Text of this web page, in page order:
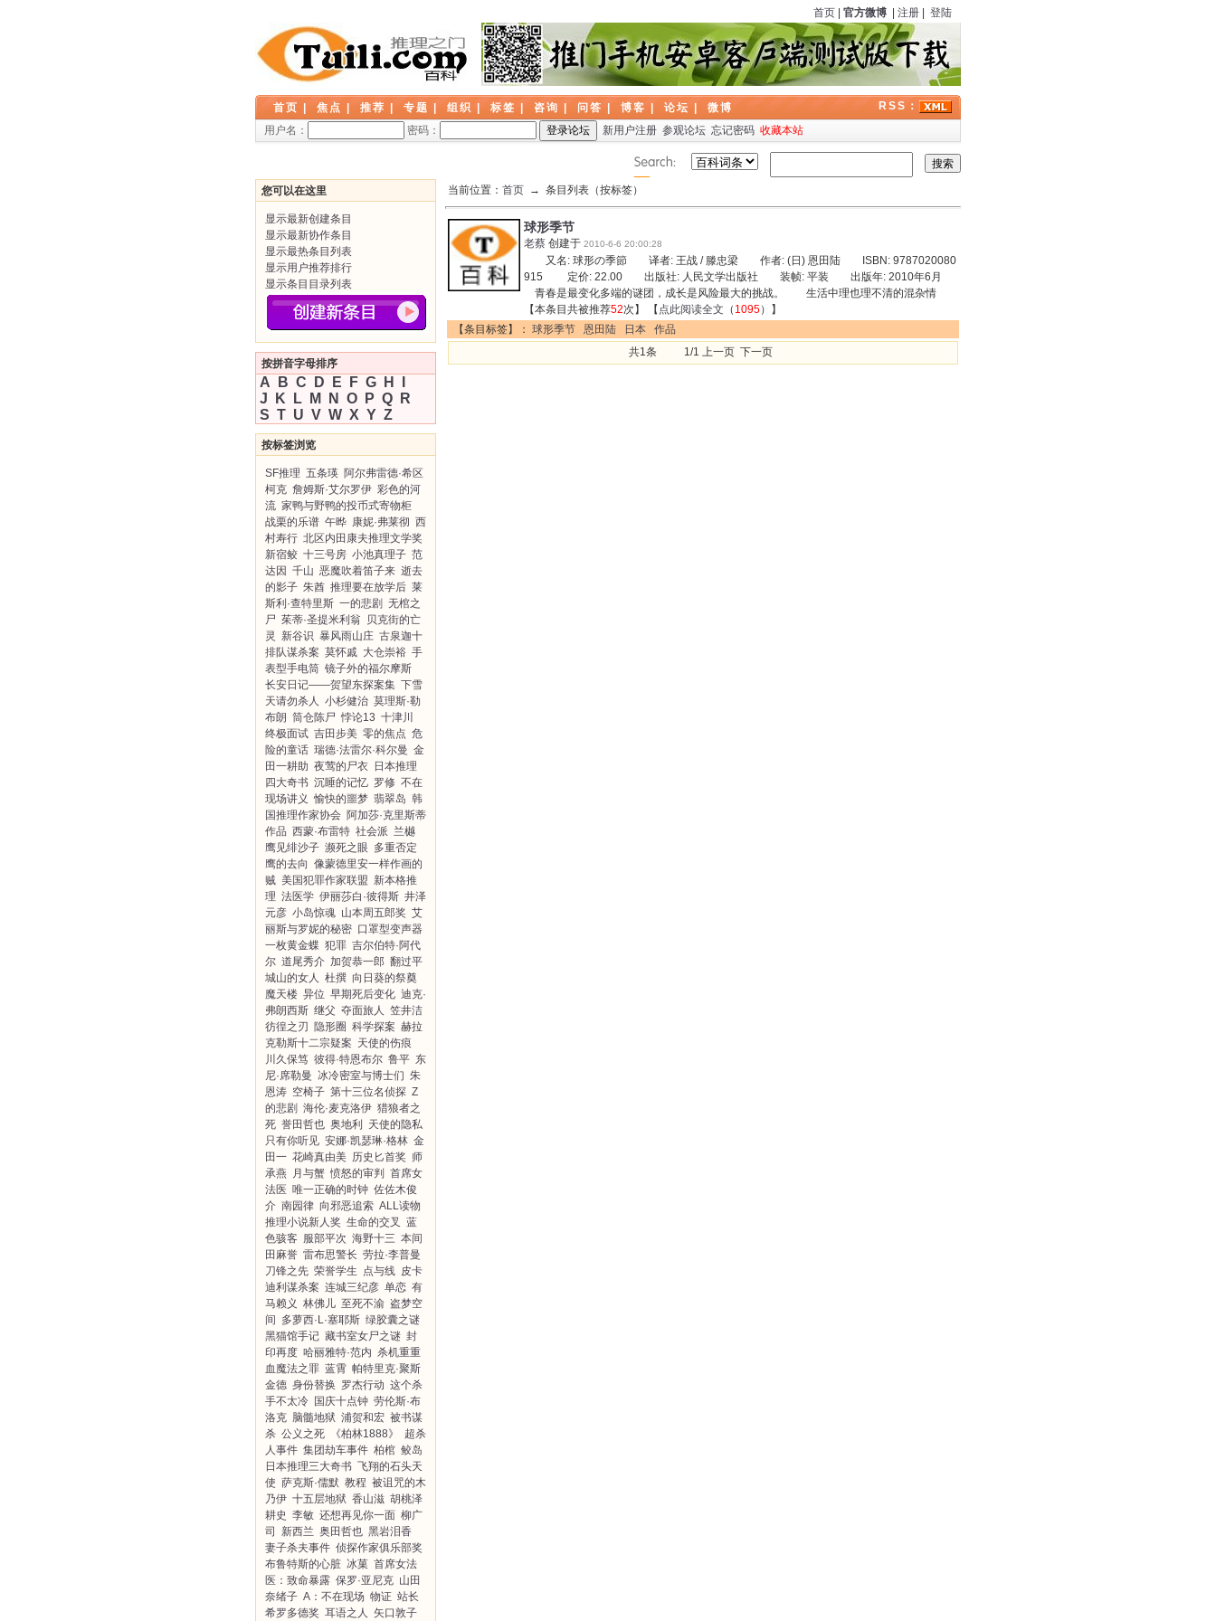
首页 官方微博 注册 登陆
首页 焦点 推荐 专题 组织 标签 咨询 问答 博客 论坛 微博
RSS：
用户名：
密码： 新用户注册 参观论坛 忘记密码 收藏本站
您可以在这里
显示最新创建条目
显示最新协作条目
显示最热条目列表
显示用户推荐排行
显示条目目录列表
按拼音字母排序
A B C D E F G H
J
K L M N O P Q
R
S T U V W X Y Z
按标签浏览
SF推理 五条瑛 阿尔弗雷德·希区
柯克 詹姆斯·艾尔罗伊 彩色的河
流 家鸭与野鸭的投币式寄物柜
战栗的乐谱 午晔 康妮·弗莱彻 西
村寿行 北区内田康夫推理文学奖
新宿鲛 十三号房 小池真理子 范
达因 千山 恶魔吹着笛子来 逝去
的影子 朱酋 推理要在放学后 莱
斯利·查特里斯 一的悲剧 无棺之
尸 茱蒂·圣提米利翁
贝克街的亡
灵
新谷识 暴风雨山庄 古泉迦十
排队谋杀案 莫怀戚 大仓崇裕 手
表型手电筒 镜子外的福尔摩斯
长安日记——贺望东探案集 下雪
天请勿杀人 小杉健治 莫理斯·勒
布朗 筒仓陈尸 悖论13 十津川
终极面试 吉田步美 零的焦点 危
险的童话 瑞德·法雷尔·科尔曼 金
田一耕助 夜莺的尸衣 日本推理
四大奇书 沉睡的记忆 罗修 不在
现场讲义 愉快的噩梦 翡翠岛 韩
国推理作家协会 阿加莎·克里斯蒂
作品 西蒙·布雷特 社会派 兰樾
鹰见绯沙子 濒死之眼 多重否定
鹰的去向 像蒙德里安一样作画的
贼 美国犯罪作家联盟 新本格推
理 法医学 伊丽莎白·彼得斯 井泽
元彦 小岛惊魂 山本周五郎奖 艾
丽斯与罗妮的秘密 口罩型变声器
一枚黄金蝶 犯罪 吉尔伯特·阿代
尔 道尾秀介 加贺恭一郎 翻过平
城山的女人 杜撰 向日葵的祭奠
魔天楼 异位 早期死后变化 迪克·
弗朗西斯 继父 夺面旅人 笠井洁
彷徨之刃
隐形圈 科学探案 赫拉
克勒斯十二宗疑案 天使的伤痕
川久保笃 彼得·特恩布尔 鲁平 东
尼·席勒曼 冰冷密室与博士们 朱
恩涛 空椅子 第十三位名侦探 Z
的悲剧 海伦·麦克洛伊 猎狼者之
死 誉田哲也 奥地利
天使的隐私
只有你听见 安娜·凯瑟琳·格林 金
田一 花崎真由美 历史匕首奖 师
承燕
月与蟹 愤怒的审判
首席女
法医 唯一正确的时钟 佐佐木俊
介 南园律 向邪恶追索 ALL读物
推理小说新人奖 生命的交叉 蓝
色骇客 服部平次 海野十三 本间
田麻誉 雷布思警长 劳拉·李普曼
刀锋之先 荣誉学生 点与线 皮卡
迪利谋杀案 连城三纪彦 单恋 有
马赖义 林佛儿 至死不渝 盗梦空
间
多萝西·L·塞耶斯 绿胶囊之谜
黑猫馆手记 藏书室女尸之谜 封
印再度 哈丽雅特·范内 杀机重重
血魔法之罪 蓝霄 帕特里克·聚斯
金德 身份替换 罗杰行动 这个杀
手不太冷 国庆十点钟 劳伦斯·布
洛克 脑髓地狱 浦贺和宏 被书谋
杀 公义之死 《柏林1888》
超杀
人事件 集团劫车事件 柏棺 鲛岛
日本推理三大奇书 飞翔的石头天
使 萨克斯·儒默 教程 被诅咒的木
乃伊 十五层地狱 香山滋 胡桃泽
耕史 李敏 还想再见你一面 柳广
司
新西兰 奥田哲也 黑岩泪香
妻子杀夫事件 侦探作家俱乐部奖
布鲁特斯的心脏 冰菓 首席女法
医：致命暴露 保罗·亚尼克 山田
奈绪子 A：不在现场 物证 站长
希罗多德奖 耳语之人 矢口敦子
当前位置： 首页 → 条目列表（按标签）
球形季节
老蔡 创建于 2010-6-6 20:00:28
又名: 球形の季節 译者: 王战 / 滕忠梁 作者: (日) 恩田陆 ISBN: 9787020080
915 定价: 22.00 出版社: 人民文学出版社 装帧: 平装 出版年: 2010年6月
青春是最变化多端的谜团，成长是风险最大的挑战。 生活中理也理不清的混杂情
【本条目共被推荐52次】 【 点此阅读全文 （ 1095）】
【条目标签】： 球形季节 恩田陆 日本
作品
共1条 1/1 上一页 下一页